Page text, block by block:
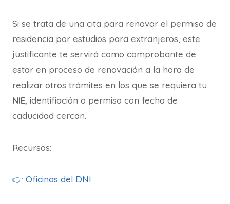
Si se trata de una cita para renovar el permiso de
residencia por estudios para extranjeros, este
justificante te servirá como comprobante de
estar en proceso de renovación a la hora de
realizar otros trámites en los que se requiera tu
NIE, identifiación o permiso con fecha de
caducidad cercan.
Recursos:
👉 Oficinas del DNI